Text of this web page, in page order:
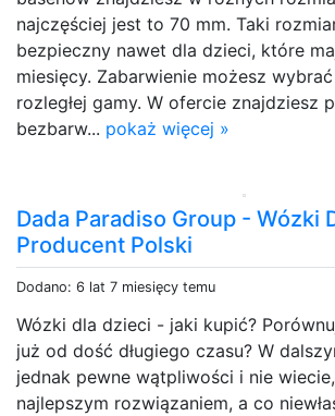
najczęściej jest to 70 mm. Taki
bezpieczny nawet dla dzieci, które
miesięcy. Zabarwienie możesz
rozległej gamy. W ofercie znajdziesz
bezbarw... pokaż więcej »
Dada Paradiso Group - Wózki
Producent Polski
Dodano: 6 lat 7 miesięcy temu
Wózki dla dzieci - jaki kupić?
już od dość długiego czasu? W
jednak pewne wątpliwości i nie
najlepszym rozwiązaniem, a co